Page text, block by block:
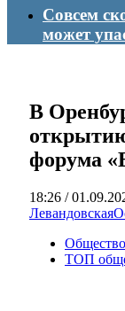
Совсем
может
В
форума
18:26 /
Левандовская
Общество
ТОП